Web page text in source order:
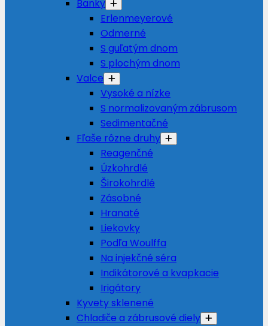
Banky
Erlenmeyerové
Odmerné
S guľatým dnom
S plochým dnom
Valce
Vysoké a nízke
S normalizovaným zábrusom
Sedimentačné
Fľaše rôzne druhy
Reagenčné
Úzkohrdlé
Širokohrdlé
Zásobné
Hranaté
Liekovky
Podľa Woulffa
Na injekčné séra
Indikátorové a kvapkacie
Irigátory
Kyvety sklenené
Chladiče a zábrusové diely